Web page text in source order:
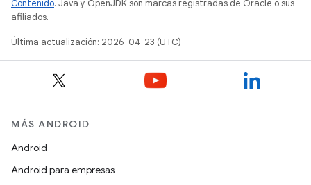
Contenido. Java y OpenJDK son marcas registradas de Oracle o sus
afiliados.
Última actualización: 2026-04-23 (UTC)
MÁS ANDROID
Android
Android para empresas